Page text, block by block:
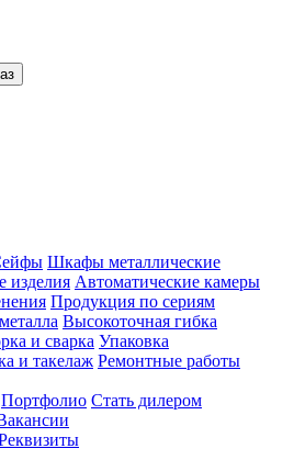
Шкафы металлические
изделия Автоматические камеры
Продукция по сериям
Высокоточная гибка
и сварка Упаковка
и такелаж Ремонтные работы
Портфолио Стать дилером